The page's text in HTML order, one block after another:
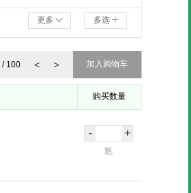
多选
更多
加入购物车
< >
/ 100
购买数量
- +
瓶